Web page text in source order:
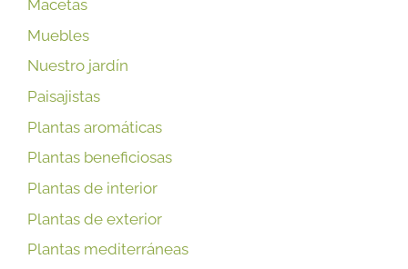
Macetas
Muebles
Nuestro jardín
Paisajistas
Plantas aromáticas
Plantas beneficiosas
Plantas de interior
Plantas de exterior
Plantas mediterráneas